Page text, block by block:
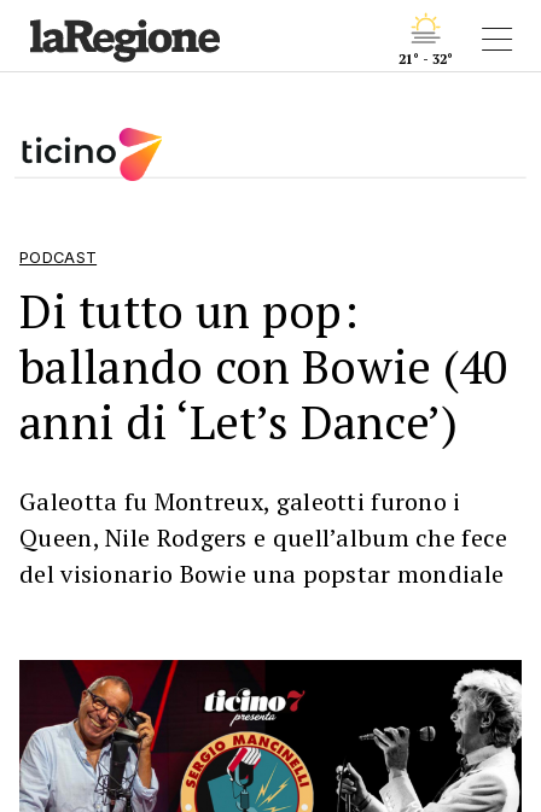
21° - 32°
PODCAST
Di tutto un pop:
ballando con Bowie (40
anni di ‘Let’s Dance’)
Galeotta fu Montreux, galeotti furono i
Queen, Nile Rodgers e quell’album che fece
del visionario Bowie una popstar mondiale